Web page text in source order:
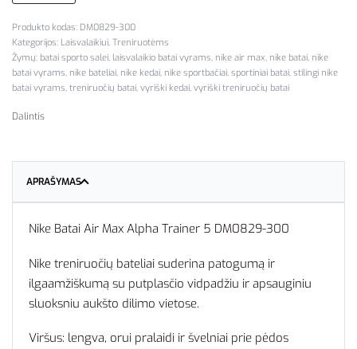
DM0829-300
Kategorijos: Laisvalaikiui, Treniruotėms
Žymų: batai sporto salei, laisvalaikio batai vyrams, nike air max, nike batai, nike
batai vyrams, nike bateliai, nike kedai, nike sportbačiai, sportiniai batai, stilingi nike
batai vyrams, treniruočių batai, vyriški kedai, vyriški treniruočių batai
Dalintis
APRAŠYMAS
Nike Batai Air Max Alpha Trainer 5 DM0829-300
Nike treniruočių bateliai suderina patogumą ir
ilgaamžiškumą su putplasčio vidpadžiu ir apsauginiu
sluoksniu aukšto dilimo vietose.
Viršus: lengva, orui pralaidi ir švelniai prie pėdos